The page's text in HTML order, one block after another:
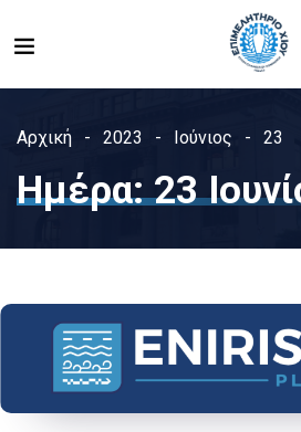
Αρχική 2023 Ιούνιος 23
Ημέρα:23